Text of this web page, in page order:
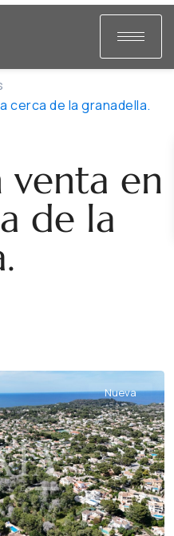
cerca de la granadella.
venta en
de la
Nueva